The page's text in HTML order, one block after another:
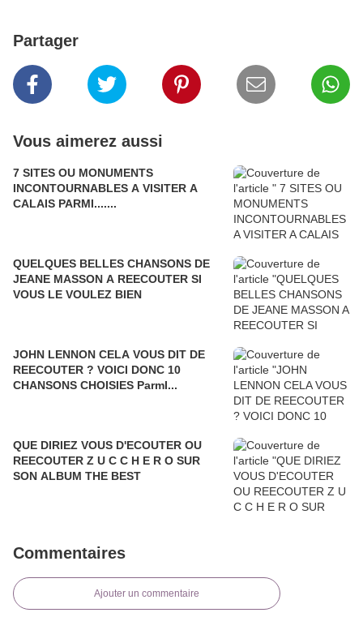
Partager
Vous aimerez aussi
7 SITES OU MONUMENTS
INCONTOURNABLES A VISITER A
CALAIS PARMI.......
QUELQUES BELLES CHANSONS DE
JEANE MASSON A REECOUTER SI
VOUS LE VOULEZ BIEN
JOHN LENNON CELA VOUS DIT DE
REECOUTER ? VOICI DONC 10
CHANSONS CHOISIES ParmI...
QUE DIRIEZ VOUS D'ECOUTER OU
REECOUTER Z U C C H E R O SUR
SON ALBUM THE BEST
Commentaires
Ajouter un commentaire